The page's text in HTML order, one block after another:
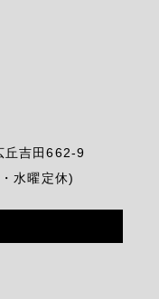
丘吉田662-9
水曜定休)